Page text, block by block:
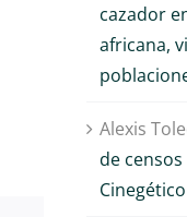
cazador
africana,
Alexis
de
Cinegético